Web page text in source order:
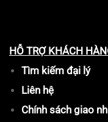
HỖ TRỢ KHÁCH
Tìm kiếm đại lý
Liên hệ
Chính sách giao